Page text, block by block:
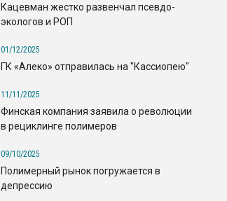
Кацевман жестко развенчал псевдо-
экологов и РОП
01/12/2025
ГК «Алеко» отправилась на "Кассиопею"
11/11/2025
Финская компания заявила о революции
в рециклинге полимеров
09/10/2025
Полимерный рынок погружается в
депрессию